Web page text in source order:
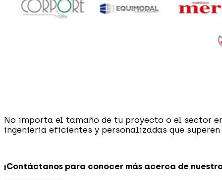
No importa el tamaño de tu proyecto o el sector
ingeniería eficientes y personalizadas que
¡Contáctanos para conocer más acerca de